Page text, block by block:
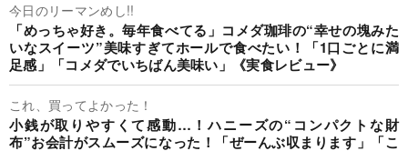
今日のリーマンめし!!
「めっちゃ好き。毎年食べてる」コメダ珈琲の“幸せの塊みた
いなスイーツ”美味すぎてホールで食べたい！「1口ごとに満
足感」「コメダでいちばん美味い」《実食レビュー》
これ、買ってよかった！
小銭が取りやすくて感動…！ハニーズの“コンパクトな財
布”お会計がスムーズになった！「ぜーんぶ収まります」「こ